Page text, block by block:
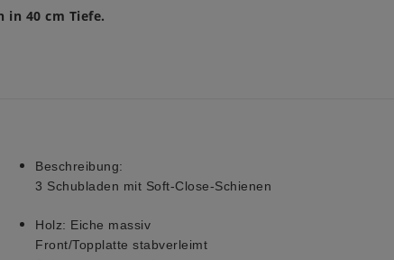
in 40 cm Tiefe.
Beschreibung:
3 Schubladen mit Soft-Close-Schienen
Holz: Eiche massiv
Front/Topplatte stabverleimt